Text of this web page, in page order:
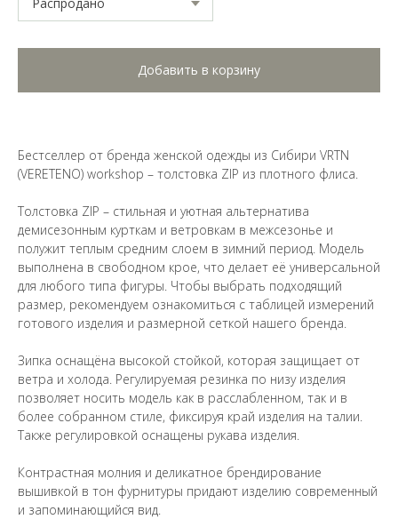
Добавить в корзину
Бестселлер от бренда женской одежды из Сибири VRTN
(VERETENO) workshop – толстовка ZIP из плотного флиса.
Толстовка ZIP – стильная и уютная альтернатива
демисезонным курткам и ветровкам в межсезонье и
полужит теплым средним слоем в зимний период. Модель
выполнена в свободном крое, что делает её универсальной
для любого типа фигуры. Чтобы выбрать подходящий
размер, рекомендуем ознакомиться с таблицей измерений
готового изделия и размерной сеткой нашего бренда.
Зипка оснащёна высокой стойкой, которая защищает от
ветра и холода. Регулируемая резинка по низу изделия
позволяет носить модель как в расслабленном, так и в
более собранном стиле, фиксируя край изделия на талии.
Также регулировкой оснащены рукава изделия.
Контрастная молния и деликатное брендирование
вышивкой в тон фурнитуры придают изделию современный
и запоминающийся вид.